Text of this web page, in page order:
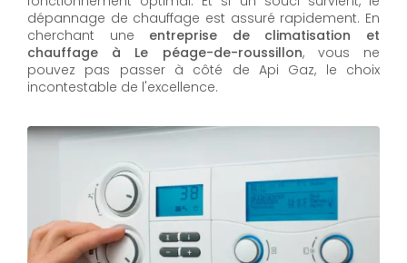
dépannage de chauffage est assuré rapidement. En
cherchant une entreprise de climatisation et
chauffage à Le péage-de-roussillon, vous ne
pouvez pas passer à côté de Api Gaz, le choix
incontestable de l'excellence.